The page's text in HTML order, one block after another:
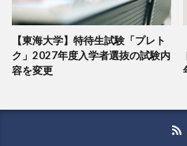
【東海大学】特待生試験「プレト
ク」2027年度入学者選抜の試験内
容を変更